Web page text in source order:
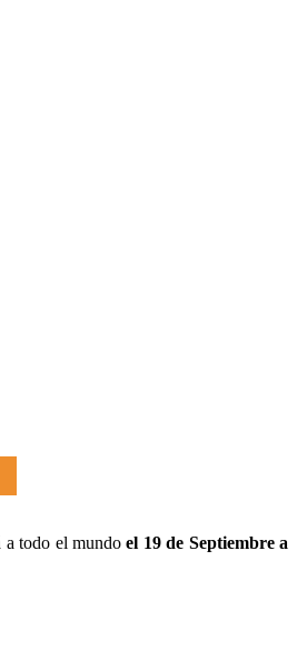
a todo el mundoel 19 de Septiembre a